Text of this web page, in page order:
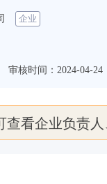
企业
审核时间：2024-04-24
查看企业负责